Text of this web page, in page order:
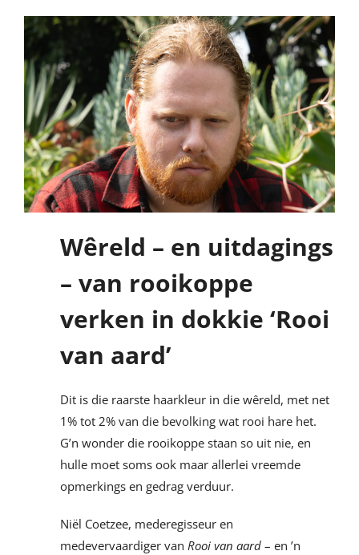
Wêreld – en uitdagings
– van rooikoppe
verken in dokkie ‘Rooi
van aard’
Dit is die raarste haarkleur in die wêreld, met net
1% tot 2% van die bevolking wat rooi hare het.
G’n wonder die rooikoppe staan so uit nie, en
hulle moet soms ook maar allerlei vreemde
opmerkings en gedrag verduur.
Niël Coetzee, mederegisseur en
medevervaardiger van Rooi van aard– en ’n